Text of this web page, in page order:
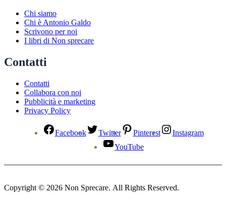
Chi siamo
Chi è Antonio Galdo
Scrivono per noi
I libri di Non sprecare
Contatti
Contatti
Collabora con noi
Pubblicità e marketing
Privacy Policy
Facebook Twitter Pinterest
Instagram
YouTube
Copyright © 2026 Non Sprecare. All Rights Reserved.